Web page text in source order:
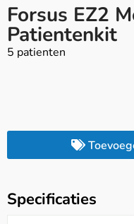
Forsus EZ2
Patientenkit
5 patienten
Specificaties